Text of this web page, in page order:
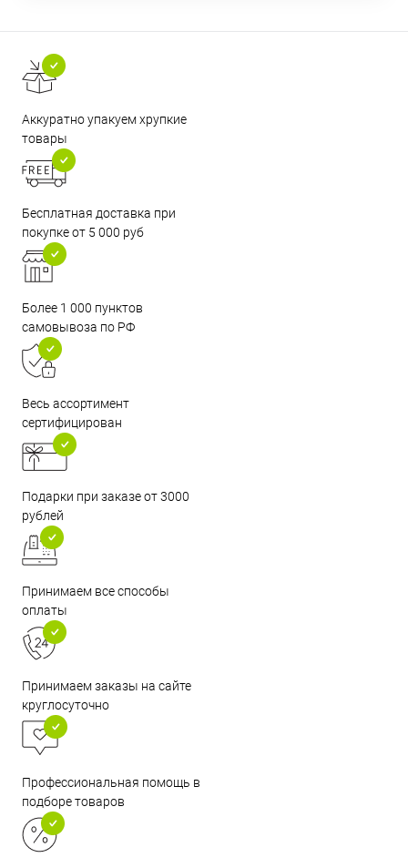
Аккуратно упакуем хрупкие
товары
Бесплатная доставка при
покупке от 5 000 руб
Более 1 000 пунктов
самовывоза по РФ
Весь ассортимент
сертифицирован
Подарки при заказе от 3000
рублей
Принимаем все способы
оплаты
Принимаем заказы на сайте
круглосуточно
Профессиональная помощь в
подборе товаров